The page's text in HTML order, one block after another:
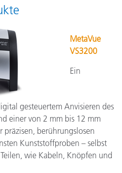
MetaVue
VS3200
Ein
gesteuertem Anvisieren des
einer von 2 mm bis 12 mm
präzisen, berührungslosen
Kunststoffproben – selbst
wie Kabeln, Knöpfen und